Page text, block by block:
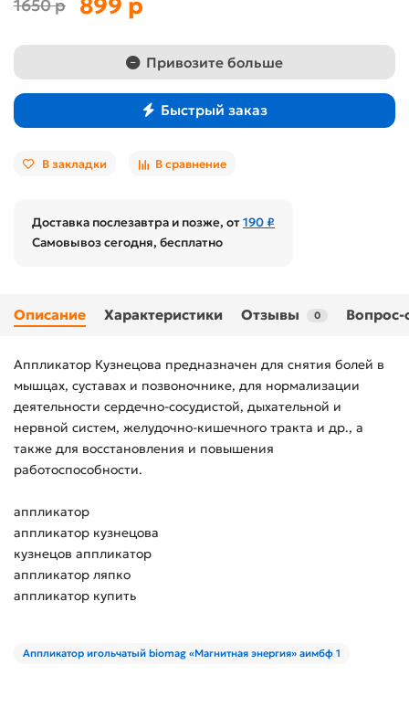
1650 р
Привозите больше
Быстрый заказ
В закладки В сравнение
Доставка послезавтра и позже, от190 ₽
Самовывоз сегодня, бесплатно
Описание Характеристики Отзывы 0 Вопрос-
Аппликатор Кузнецова предназначен для снятия болей в
мышцах, суставах и позвоночнике, для нормализации
деятельности сердечно-сосудистой, дыхательной и
нервной систем, желудочно-кишечного тракта и др., а
также для восстановления и повышения
работоспособности.
аппликатор
аппликатор кузнецова
кузнецов аппликатор
аппликатор ляпко
аппликатор купить
Аппликатор игольчатый biomag «Магнитная энергия» аимбф 1